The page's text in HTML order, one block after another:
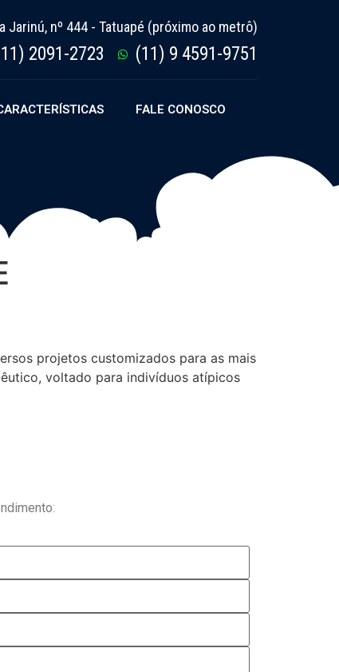
Jarinú, nº 444 - Tatuapé (próximo ao metrô)
2091-2723 (11) 9 4591-9751
FALE CONOSCO
projetos customizados para as mais
voltado para indivíduos atípicos